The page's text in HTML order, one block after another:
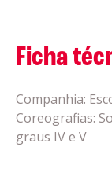
Ficha
Companhia:
Coreografias:
graus IV e V